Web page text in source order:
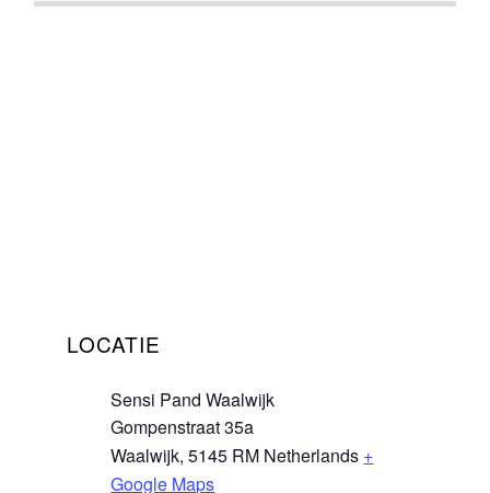
LOCATIE
Sensi Pand Waalwijk
Gompenstraat 35a
Waalwijk, 5145 RM Netherlands +
Google Maps